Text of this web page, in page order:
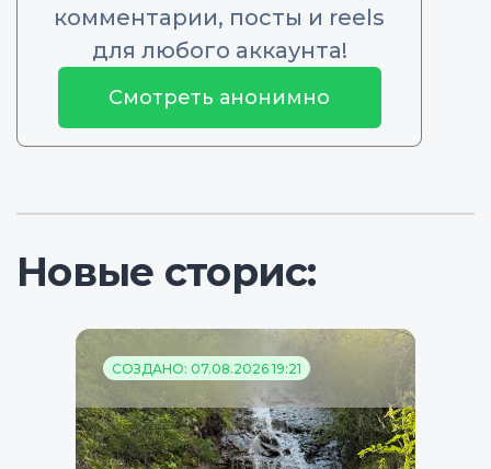
комментарии, посты и reels
для любого аккаунта!
Смотреть анонимно
Новые сторис:
СОЗДАНО: 07.08.2026 19:21